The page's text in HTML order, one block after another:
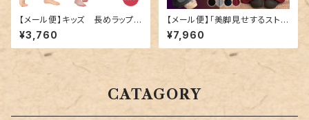
【メール便】キッズ 長めラップタ
オル／towel019
¥3,760
【メール便】「美脚見せするストラ
イプ」ワイドパンツ レディース き
れいめ ボトムス ハイウエスト／
pants684
¥7,960
CATAGORY